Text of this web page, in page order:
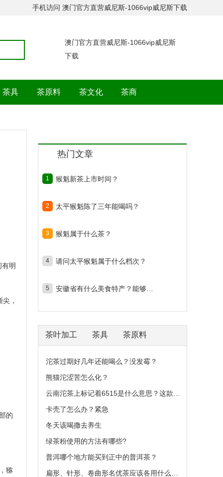
手机访问 澳门官方直营威尼斯-1066vip威尼斯下载
澳门官方直营威尼斯-1066vip威尼斯
下载
茶具 茶原料 茶文化 茶商
明
，
的
猕
热门文章
1 猴魁新茶上市时间？
2 太平猴魁陈了三年能喝吗？
3 猴魁属于什么茶？
4 请问太平猴魁属于什么档次？
5
茶叶加工 茶具 茶原料
沱茶过期好几年还能喝么？没发霉？
熊猫沱涩苦怎么化？
卡壳了怎么办？紧急
冬天该喝撒去养生
绿茶粉使用的方法有哪些?
普洱哪个地方能买到正中的普洱茶？